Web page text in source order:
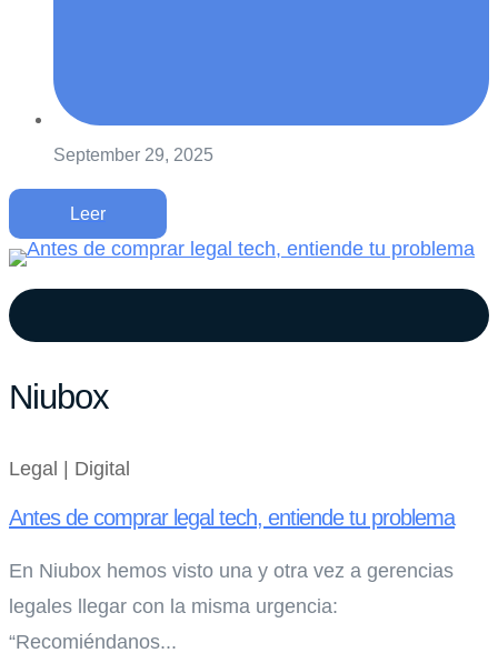
September 29, 2025
Leer
Niubox
Legal | Digital
Antes de comprar legal tech, entiende tu problema
En Niubox hemos visto una y otra vez a gerencias
legales llegar con la misma urgencia:
“Recomiéndanos...